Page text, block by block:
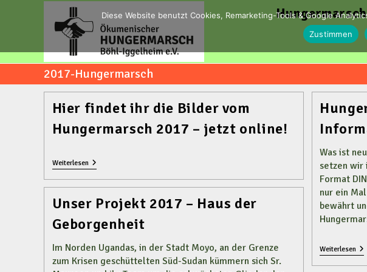
2017-Hungermarsch
Hier findet ihr die Bilder vom
Hungermarsch 2017 – jetzt online!
WeiterlesenHier
Findet
Ihr
Bilder
Vom
Hungermarsch
2017
Jetzt
Online!
Was ist
setzen wir
Format
nur ein
bewährt
Weiterlesen
–
Unser Projekt 2017 – Haus der
Geborgenheit
Im Norden Ugandas, in der Stadt Moyo, an der Grenze
zum Krisen geschüttelten Süd-Sudan kümmern sich Sr.
Diese Website benutzt Cookies, Remarketing-Tools & Google
Zustimmen